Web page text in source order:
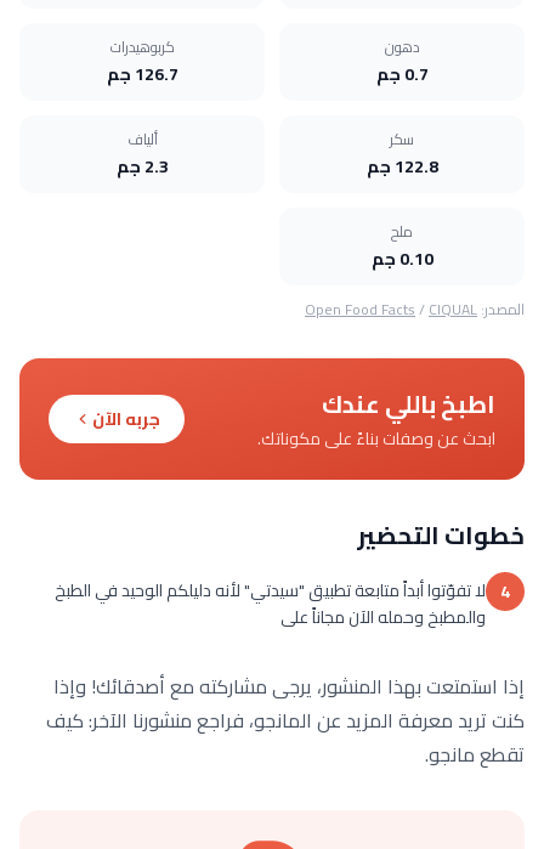
دهون
0.7 جم
كربوهيدرات
126.7 جم
سكر
122.8 جم
ألياف
2.3 جم
ملح
0.10 جم
المصدر: Open Food Facts/CIQUAL
اطبخ باللي عندك
ابحث عن وصفات بناءً على مكوناتك.
جربه الآن
خطوات التحضير
4 لا تفوّتوا أبداً متابعة تطبيق "سيدتي" لأنه دليلكم الوحيد في الطبخ
والمطبخ وحمله الآن مجاناً على
إذا استمتعت بهذا المنشور، يرجى مشاركته مع أصدقائك! وإذا
كنت تريد معرفة المزيد عن المانجو، فراجع منشورنا الآخر: كيف
تقطع مانجو.